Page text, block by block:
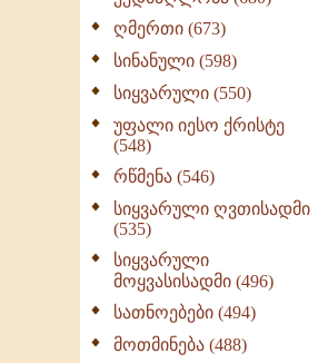
ღმერთი (673)
სინანული (598)
სიყვარული (550)
უფალი იესო ქრისტე
(548)
რწმენა (546)
სიყვარული ღვთისადმი
(535)
სიყვარული
მოყვასისადმი (496)
სათნოებები (494)
მოთმინება (488)